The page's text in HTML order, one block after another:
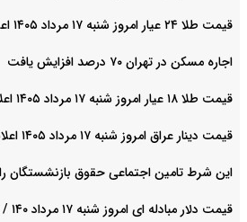
قیمت طلا ۲۴ عیار امروز شنبه ۱۷ مرداد ۱۴۰۵ اعلام شد/ جهش قیمت طلا
اجاره مسکن در تهران ۷۰ درصد افزایش یافت
قیمت طلا ۱۸ عیار امروز شنبه ۱۷ مرداد ۱۴۰۵ اعلام شد/ طلا پرواز کرد
قیمت دینار عراق امروز شنبه ۱۷ مرداد ۱۴۰۵ اعلام شد + جدول قیمت
این شرط تامین اجتماعی حقوق بازنشستگان
قیمت دلار مبادله ای امروز شنبه ۱۷ مرداد ۱۴۰ / دلار حواله ای چند؟ + جدول